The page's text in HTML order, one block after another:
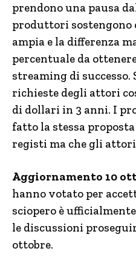
prendono una pausa
produttori sostengono
ampia e la differenza
percentuale da
streaming di
richieste degli attori
di dollari in 3 anni. I
fatto la stessa
registi ma che gli
Aggiornamento 10
hanno votato per
sciopero è
le discussioni
ottobre.